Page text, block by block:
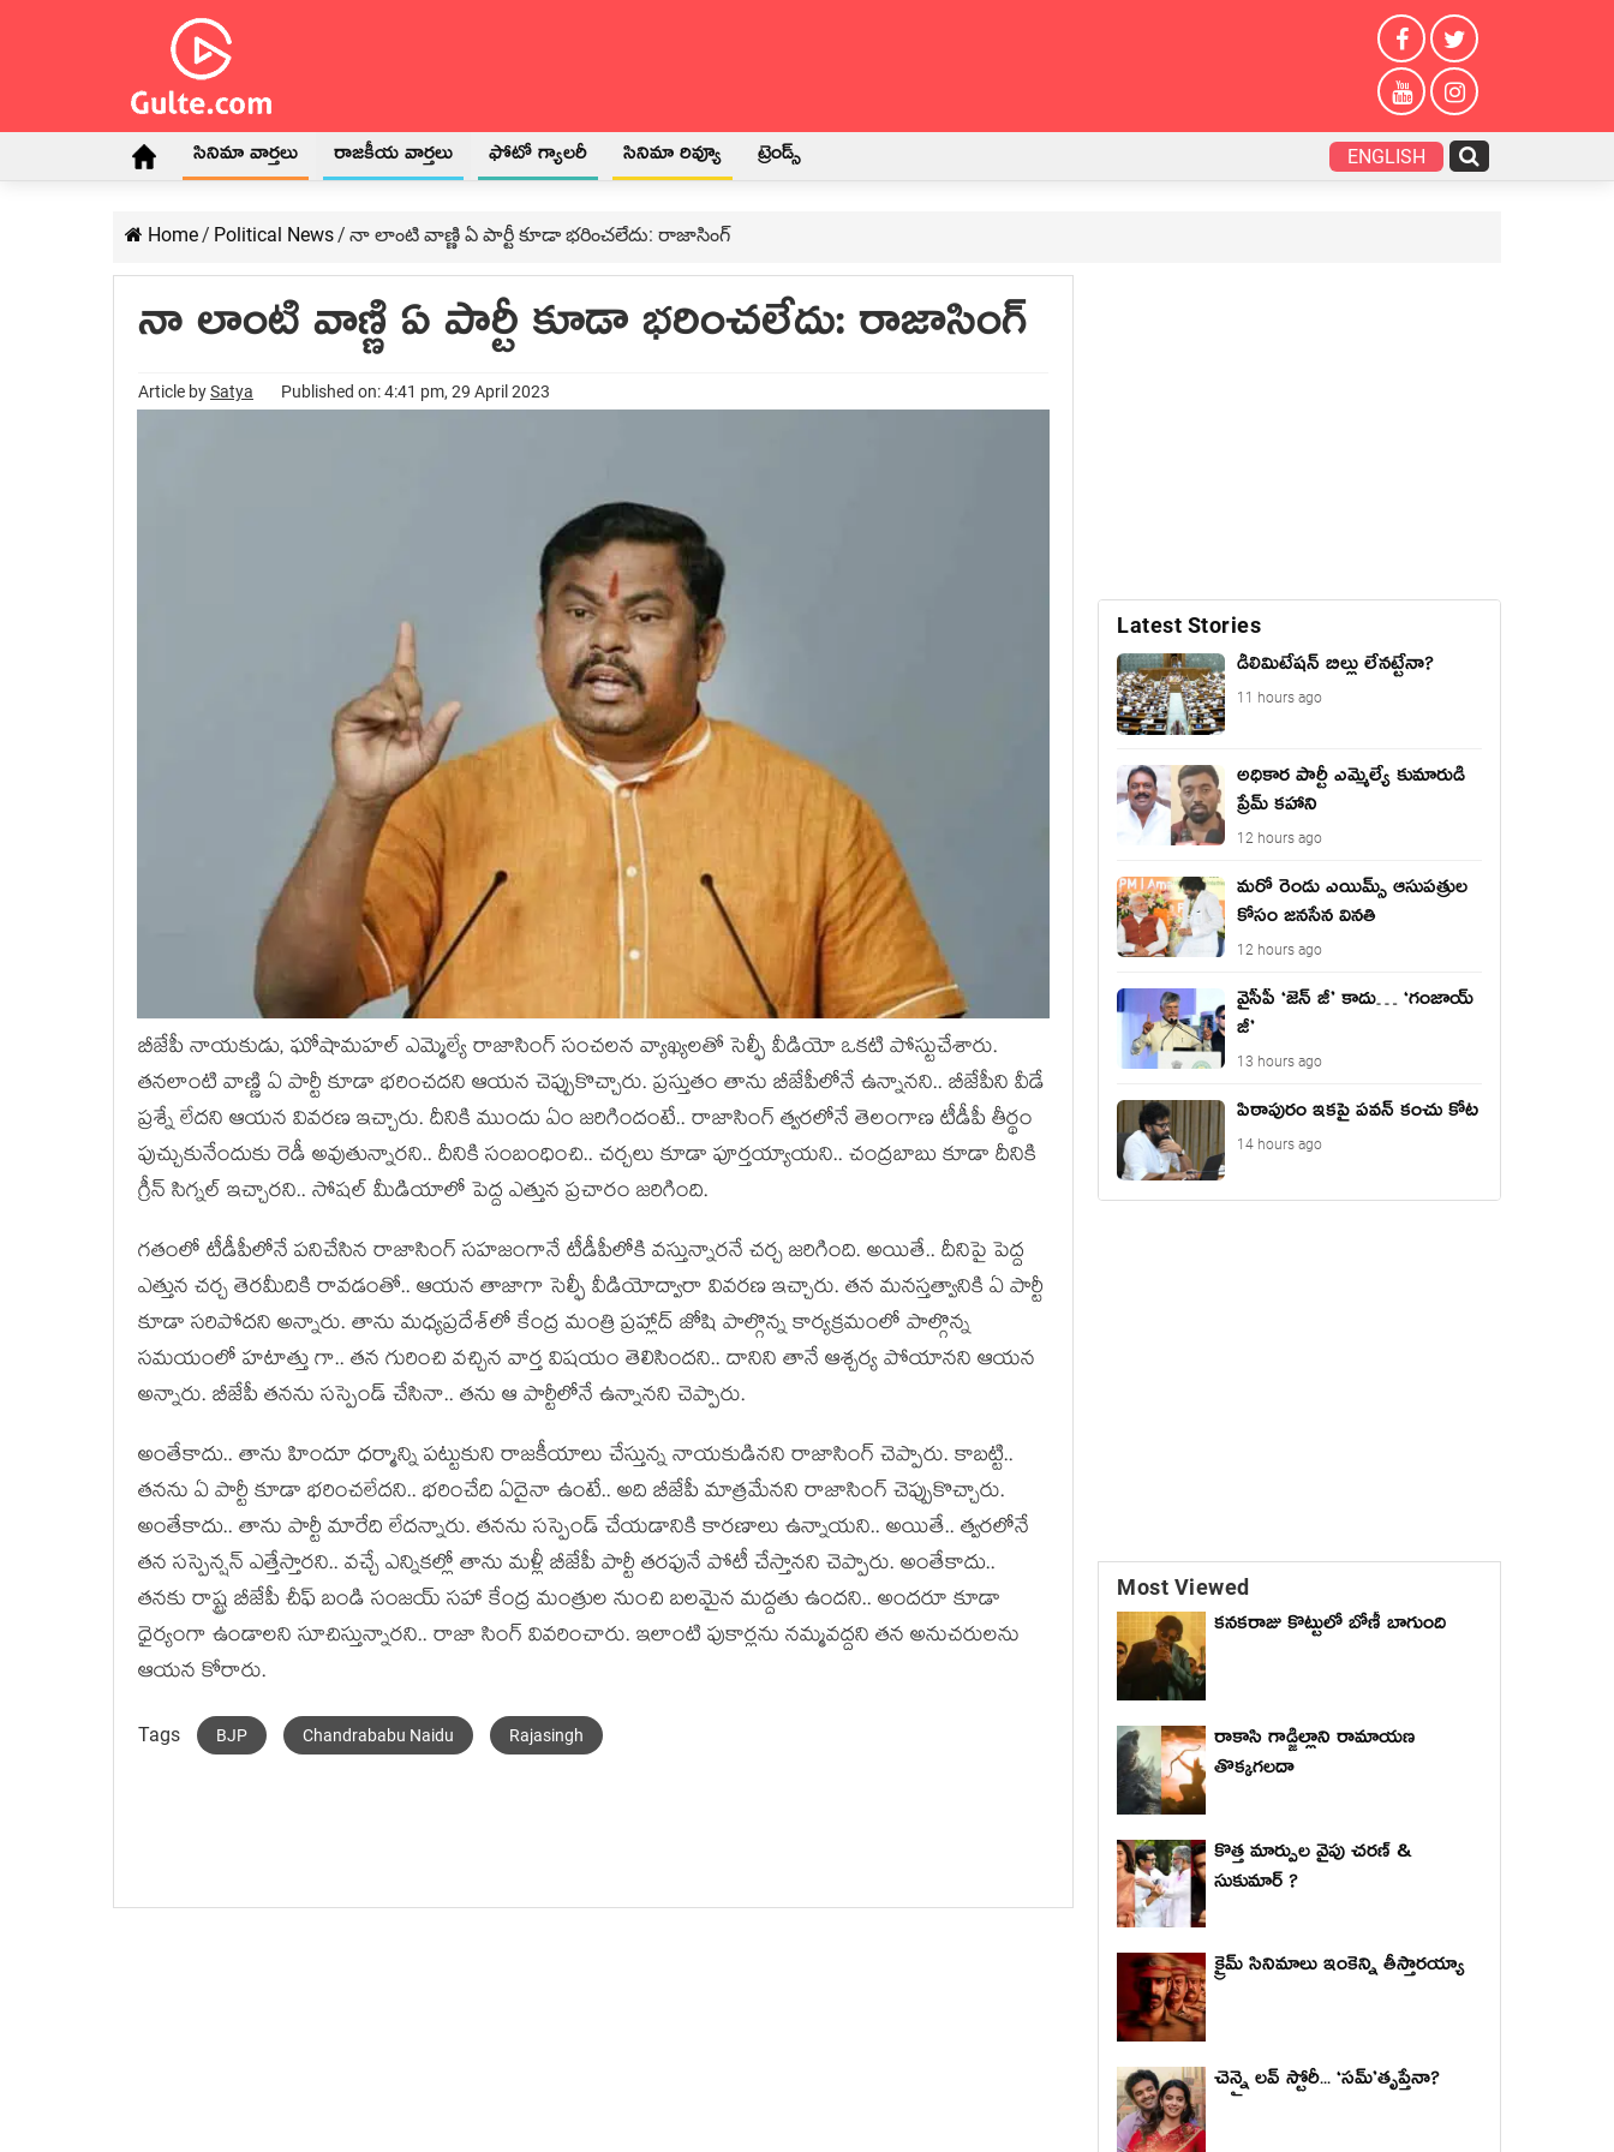
సినిమా వార్తలు రాజకీయ వార్తలు ఫోటో గ్యాలరీ సినిమా రివ్యూ ట్రెండ్స్ ENGLISH
Home/ Political News/ నా లాంటి వాణ్ణి ఏ పార్టీ కూడా భ‌రించ‌లేదు: రాజాసింగ్
నా లాంటి వాణ్ణి ఏ పార్టీ కూడా భ‌రించ‌లేదు: రాజాసింగ్
Article bySatya Published on: 4:41 pm, 29 April 2023
బీజేపీ నాయ‌కుడు, ఘోషామ‌హ‌ల్ ఎమ్మెల్యే రాజాసింగ్ సంచ‌ల‌న వ్యాఖ్య‌ల‌తో సెల్ఫీ వీడియో ఒకటి పోస్టుచేశారు.
త‌నలాంటి వాణ్ణి ఏ పార్టీ కూడా భ‌రించ‌ద‌ని ఆయ‌న చెప్పుకొచ్చారు. ప్ర‌స్తుతం తాను బీజేపీలోనే ఉన్నాన‌ని.. బీజేపీని వీడే
ప్ర‌శ్నే లేద‌ని ఆయ‌న వివ‌ర‌ణ ఇచ్చారు. దీనికి ముందు ఏం జ‌రిగిందంటే.. రాజాసింగ్ త్వ‌ర‌లోనే తెలంగాణ టీడీపీ తీర్థం
పుచ్చుకునేందుకు రెడీ అవుతున్నార‌ని.. దీనికి సంబంధించి.. చ‌ర్చ‌లు కూడా పూర్త‌య్యాయ‌ని.. చంద్ర‌బాబు కూడా దీనికి
గ్రీన్ సిగ్న‌ల్ ఇచ్చార‌ని.. సోష‌ల్ మీడియాలో పెద్ద ఎత్తున ప్ర‌చారం జ‌రిగింది.
గ‌తంలో టీడీపీలోనే ప‌నిచేసిన రాజాసింగ్ స‌హ‌జంగానే టీడీపీలోకి వ‌స్తున్నార‌నే చ‌ర్చ జ‌రిగింది. అయితే.. దీనిపై పెద్ద
ఎత్తున చ‌ర్చ తెర‌మీదికి రావ‌డంతో.. ఆయ‌న తాజాగా సెల్ఫీ వీడియోద్వారా వివ‌ర‌ణ ఇచ్చారు. త‌న మ‌న‌స్త‌త్వానికి ఏ పార్టీ
కూడా స‌రిపోద‌ని అన్నారు. తాను మ‌ధ్య‌ప్ర‌దేశ్‌లో కేంద్ర మంత్రి ప్ర‌హ్లాద్ జోషి పాల్గొన్న కార్య‌క్ర‌మంలో పాల్గొన్న
స‌మ‌యంలో హ‌టాత్తు గా.. త‌న గురించి వ‌చ్చిన వార్త విష‌యం తెలిసింద‌ని.. దానిని తానే ఆశ్చ‌ర్య పోయాన‌ని ఆయ‌న
అన్నారు. బీజేపీ త‌న‌ను స‌స్పెండ్ చేసినా.. త‌ను ఆ పార్టీలోనే ఉన్నాన‌ని చెప్పారు.
అంతేకాదు.. తాను హిందూ ధ‌ర్మాన్ని ప‌ట్టుకుని రాజ‌కీయాలు చేస్తున్న నాయ‌కుడిన‌ని రాజాసింగ్ చెప్పారు. కాబ‌ట్టి..
త‌న‌ను ఏ పార్టీ కూడా భ‌రించ‌లేద‌ని.. భ‌రించేది ఏదైనా ఉంటే.. అది బీజేపీ మాత్ర‌మేన‌ని రాజాసింగ్ చెప్పుకొచ్చారు.
అంతేకాదు.. తాను పార్టీ మారేది లేద‌న్నారు. త‌న‌ను స‌స్పెండ్ చేయ‌డానికి కార‌ణాలు ఉన్నాయ‌ని.. అయితే.. త్వ‌ర‌లోనే
త‌న స‌స్పెన్ష‌న్ ఎత్తేస్తార‌ని.. వ‌చ్చే ఎన్నిక‌ల్లో తాను మ‌ళ్లీ బీజేపీ పార్టీ త‌ర‌ఫునే పోటీ చేస్తాన‌ని చెప్పారు. అంతేకాదు..
త‌న‌కు రాష్ట్ర బీజేపీ చీఫ్ బండి సంజ‌య్ స‌హా కేంద్ర మంత్రుల నుంచి బ‌ల‌మైన మ‌ద్ద‌తు ఉంద‌ని.. అంద‌రూ కూడా
ధైర్యంగా ఉండాల‌ని సూచిస్తున్నార‌ని.. రాజా సింగ్ వివ‌రించారు. ఇలాంటి పుకార్ల‌ను న‌మ్మ‌వ‌ద్ద‌ని త‌న అనుచ‌రుల‌ను
ఆయ‌న కోరారు.
Tags BJP Chandrababu Naidu Rajasingh
Latest Stories
డీలిమిటేషన్ బిల్లు లేన‌ట్టేనా?
11 hours ago
అధికార పార్టీ ఎమ్మెల్యే కుమారుడి
ప్రేమ్ కహాని
12 hours ago
మరో రెండు ఎయిమ్స్ ఆసుపత్రుల
కోసం జనసేన వినతి
12 hours ago
వైసీపీ ‘జెన్ జీ’ కాదు… ‘గంజాయ్
జీ’
13 hours ago
పిఠాపురం ఇకపై పవన్ కంచు కోట
14 hours ago
Most Viewed
కనకరాజు కొట్టులో బోణీ బాగుంది
రాకాసి గాడ్జిల్లాని రామాయణ
తొక్కగలదా
కొత్త మార్పుల వైపు చరణ్ &
సుకుమార్ ?
క్రైమ్ సినిమాలు ఇంకెన్ని తీస్తారయ్యా
చెన్నై లవ్ స్టోరీ... ‘సమ్’తృప్తేనా?